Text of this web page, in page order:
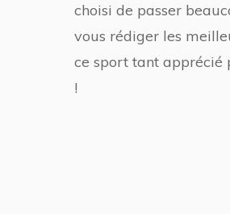
choisi de passer
vous rédiger les
ce sport tant apprécié
!